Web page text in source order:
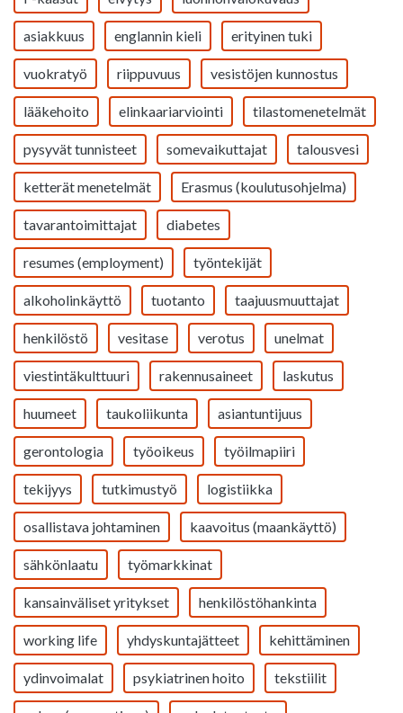
asiakkuus englannin kieli erityinen tuki
vuokratyö riippuvuus vesistöjen kunnostus
lääkehoito elinkaariarviointi tilastomenetelmät
pysyvät tunnisteet somevaikuttajat talousvesi
ketterät menetelmät Erasmus (koulutusohjelma)
tavarantoimittajat diabetes
resumes (employment) työntekijät
alkoholinkäyttö tuotanto taajuusmuuttajat
henkilöstö vesitase verotus unelmat
viestintäkulttuuri rakennusaineet laskutus
huumeet taukoliikunta asiantuntijuus
gerontologia työoikeus työilmapiiri
tekijyys tutkimustyö logistiikka
osallistava johtaminen kaavoitus (maankäyttö)
sähkönlaatu työmarkkinat
kansainväliset yritykset henkilöstöhankinta
working life yhdyskuntajätteet kehittäminen
ydinvoimalat psykiatrinen hoito tekstiilit